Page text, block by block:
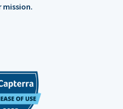
mission.